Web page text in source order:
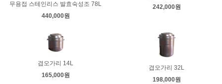
무용접 스테인리스 발효숙성조 78L
440,000원
242,000원
겹오가리 14L
165,000원
겹오가리 32L
198,000원